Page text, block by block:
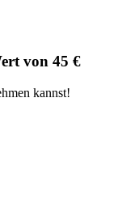
von 45 €
kannst!